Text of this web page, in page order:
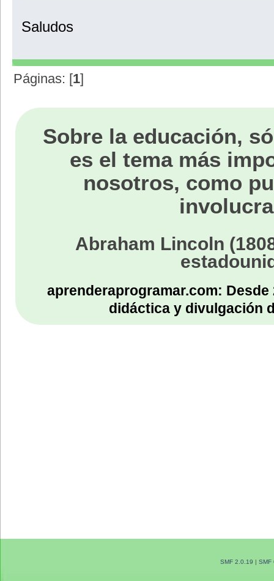
Saludos
Páginas: [1]
Sobre la educación,
es el tema más
nosotros, como
Abraham Lincoln
aprenderaprogramar.com:
didáctica y divulgación
SMF 2.0.19 SMF